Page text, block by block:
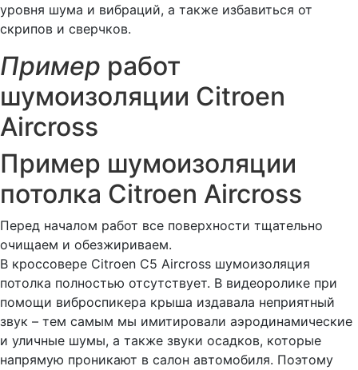
уровня шума и вибраций, а также избавиться от
скрипов и сверчков.
Пример работ
шумоизоляции Citroen
Aircross
Пример шумоизоляции
потолка Citroen Aircross
Перед началом работ все поверхности тщательно
очищаем и обезжириваем.
В кроссовере Citroen C5 Aircross шумоизоляция
потолка полностью отсутствует. В видеоролике при
помощи виброспикера крыша издавала неприятный
звук – тем самым мы имитировали аэродинамические
и уличные шумы, а также звуки осадков, которые
напрямую проникают в салон автомобиля. Поэтому